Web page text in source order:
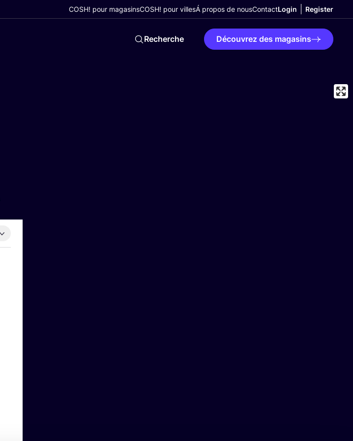
COSH! pour magasinsCOSH! pour villesÁ propos de nousContactLogin Register
Recherche Découvrez des magasins